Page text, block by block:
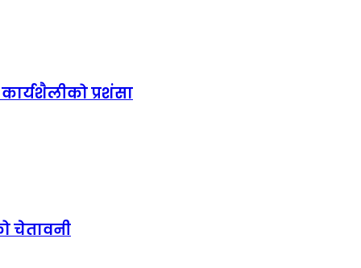
प्रशंसा
चेतावनी